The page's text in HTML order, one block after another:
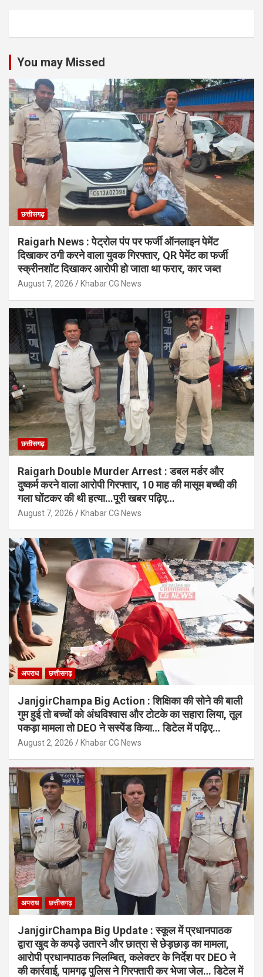
You may Missed
छत्तीसगढ़
Raigarh News : पेट्रोल पंप पर फर्जी ऑनलाइन पेमेंट
दिखाकर ठगी करने वाला युवक गिरफ्तार, QR पेमेंट का फर्जी
स्क्रीनशॉट दिखाकर आरोपी हो जाता था फरार, कार जब्त
August 7, 2026 Khabar CG News
छत्तीसगढ़
Raigarh Double Murder Arrest : डबल मर्डर और
दुष्कर्म करने वाला आरोपी गिरफ्तार, 10 माह की मासूम बच्ची की
गला घोंटकर की थी हत्या…पूरी खबर पढ़िए…
August 7, 2026 Khabar CG News
अपराध छत्तीसगढ़
JanjgirChampa Big Action : शिक्षिका की सोने की बाली
गुम हुई तो बच्चों को अंधविश्वास और टोटके का सहारा लिया, तूल
पकड़ा मामला तो DEO ने सस्पेंड किया… डिटेल में पढ़िए…
August 2, 2026 Khabar CG News
अपराध छत्तीसगढ़
JanjgirChampa Big Update : स्कूल में प्रधानपाठक
द्वारा खुद के कपड़े उतारने और छात्रा से छेड़छाड़ का मामला,
आरोपी प्रधानपाठक निलम्बित, कलेक्टर के निर्देश पर DEO ने
की कार्रवाई, पामगढ़ पुलिस ने गिरफ्तारी कर भेजा जेल… डिटेल में